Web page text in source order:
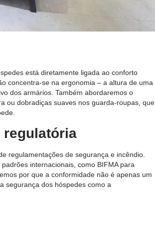
está diretamente ligada ao conforto
concentra-se na ergonomia – a altura de uma
dos armários. Também abordaremos o
ou dobradiças suaves nos guarda-roupas, que
regulatória
regulamentações de segurança e incêndio.
internacionais, como BIFMA para
por que a conformidade não é apenas um
segurança dos hóspedes como a